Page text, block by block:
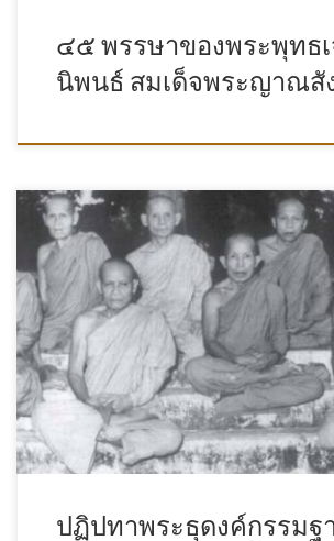
๔๕ พรรษาของพระพุทธเ
นิพนธ์ สมเด็จพระญาณสั
ปฏิปทาพระธุดงค์กรรมฐ